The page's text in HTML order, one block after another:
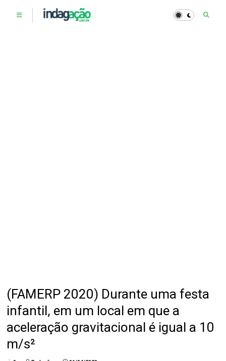
(FAMERP 2020) Durante uma festa
infantil, em um local em que a
aceleração gravitacional é igual a 10
m/s²